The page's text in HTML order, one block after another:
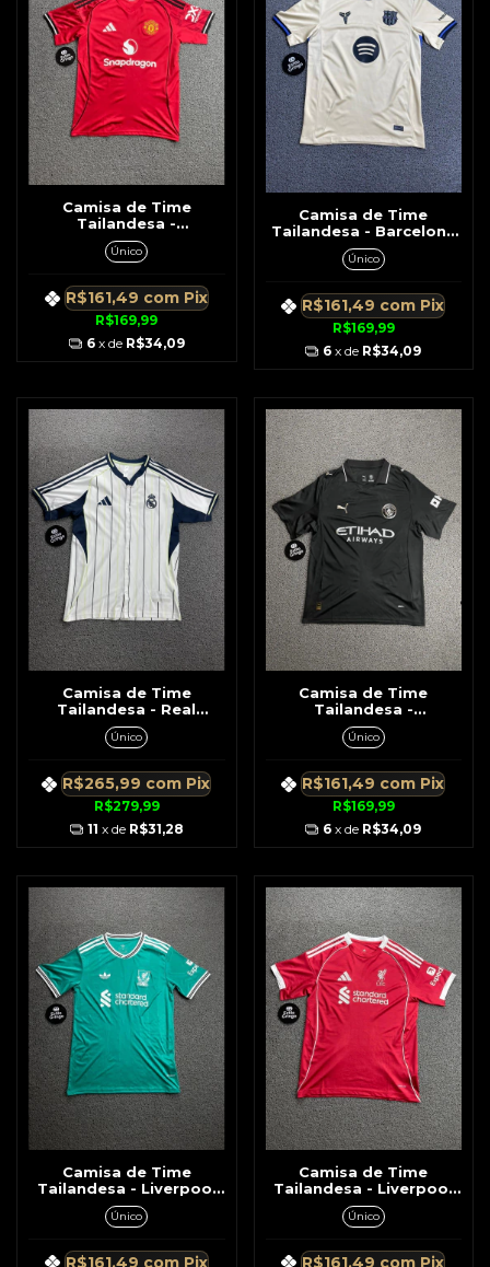
Camisa de Time
Tailandesa -
Manchester United
Vermelho c/ Listras
Único
R$169,99
R$161,49 com Pix
6 x de R$34,09
Camisa de Time
Tailandesa - Barcelona
Bege c/ Preto
Patrocínio Spotify
Único
R$169,99
R$161,49 com Pix
6 x de R$34,09
Camisa de Time
Tailandesa - Real
Madrid Branca c/ Azul c/
Verde Modelo Beisebol
Único
R$279,99
R$265,99 com Pix
11 x de R$31,28
Camisa de Time
Tailandesa -
Manchester City c/ Gola
Preto c/ Prata
Único
R$169,99
R$161,49 com Pix
6 x de R$34,09
Camisa de Time
Tailandesa - Liverpool
Verde c/ Branco
Único
R$161,49 com Pix
Camisa de Time
Tailandesa - Liverpool
Vermelho c/ Branco
Listra Branca Lateral
Único
R$161,49 com Pix